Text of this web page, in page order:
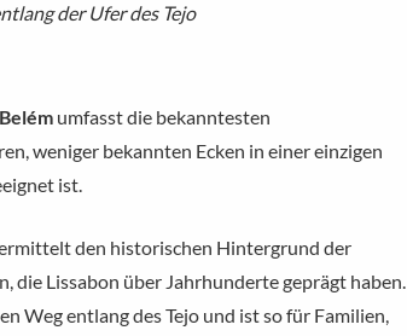
der Ufer des Tejo
umfasst die bekanntesten
weniger bekannten Ecken in einer einzigen
ist.
den historischen Hintergrund der
die Lissabon über Jahrhunderte geprägt haben.
Weg entlang des Tejo und ist so für Familien,